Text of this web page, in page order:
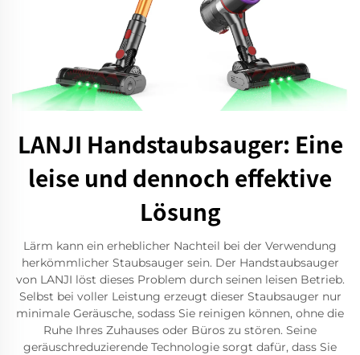
LANJI Handstaubsauger: Eine
leise und dennoch effektive
Lösung
Lärm kann ein erheblicher Nachteil bei der Verwendung
herkömmlicher Staubsauger sein. Der Handstaubsauger
von LANJI löst dieses Problem durch seinen leisen Betrieb.
Selbst bei voller Leistung erzeugt dieser Staubsauger nur
minimale Geräusche, sodass Sie reinigen können, ohne die
Ruhe Ihres Zuhauses oder Büros zu stören. Seine
geräuschreduzierende Technologie sorgt dafür, dass Sie